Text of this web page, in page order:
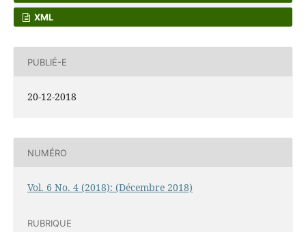
XML
PUBLIÉ-E
20-12-2018
NUMÉRO
Vol. 6 No. 4 (2018): (Décembre 2018)
RUBRIQUE